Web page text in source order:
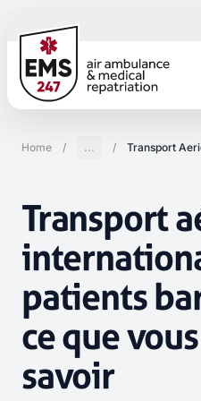
Home / ... / Transport
Transport
patients
ce que
savoir